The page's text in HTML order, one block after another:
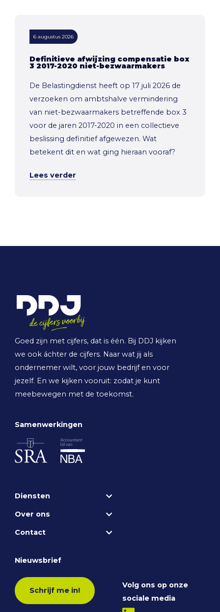
6 augustus 2026
Definitieve afwijzing compensatie box
3 2017-2020 niet-bezwaarmakers
De Belastingdienst heeft op 17 juli 2026 de
verzoeken om ambtshalve vermindering
van niet-bezwaarmakers betreffende box 3
voor de jaren 2017-2020 in een collectieve
beslissing definitief afgewezen. Wat
betekent dit en wat ging hieraan vooraf?
Lees verder
Goed zijn met cijfers, dat is één. Bij DDJ kijken
we ook áchter de cijfers. Naar wat jij als
ondernemer wilt, voor jouw bedrijf en voor
jezelf. En we kijken vooruit: zodat je kunt
meebewegen met de toekomst.
Samenwerkingen
Diensten
Over ons
Contact
Nieuwsbrief
Schrijf me in!
Volg ons op onze
sociale media